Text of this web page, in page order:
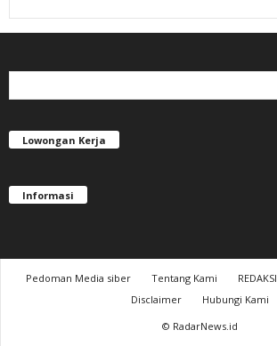
Lowongan Kerja
Informasi
Pedoman Media siber Tentang Kami REDAKSI
Disclaimer
Hubungi Kami
© RadarNews.id